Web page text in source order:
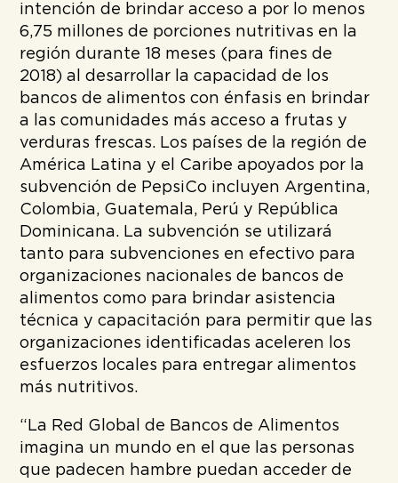
intención de brindar acceso a por lo menos
6,75 millones de porciones nutritivas en la
región durante 18 meses (para fines de
2018) al desarrollar la capacidad de los
bancos de alimentos con énfasis en brindar
a las comunidades más acceso a frutas y
verduras frescas. Los países de la región de
América Latina y el Caribe apoyados por la
subvención de PepsiCo incluyen Argentina,
Colombia, Guatemala, Perú y República
Dominicana. La subvención se utilizará
tanto para subvenciones en efectivo para
organizaciones nacionales de bancos de
alimentos como para brindar asistencia
técnica y capacitación para permitir que las
organizaciones identificadas aceleren los
esfuerzos locales para entregar alimentos
más nutritivos.
“La Red Global de Bancos de Alimentos
imagina un mundo en el que las personas
que padecen hambre puedan acceder de